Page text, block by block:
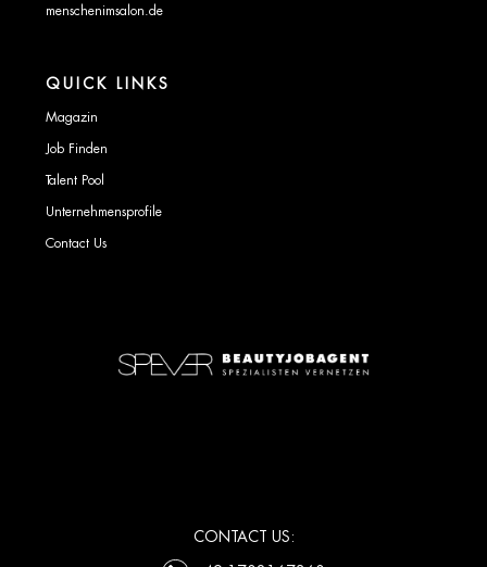
menschenimsalon.de
QUICK LINKS
Magazin
Job Finden
Talent Pool
Unternehmensprofile
Contact Us
CONTACT US: